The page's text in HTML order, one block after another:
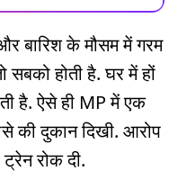
बारिश के मौसम में गरम
होती है. घर में हों
है. ऐसे ही MP में एक
की दुकान दिखी. आरोप
रोक दी.